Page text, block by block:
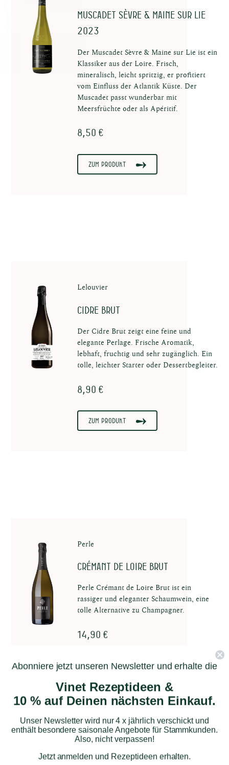
Muscadet Sèvre & Maine sur Lie
2023
Der Muscadet Sèvre & Maine sur Lie ist ein
Klassiker aus der Loire. Frisch,
mineralisch, leicht spritzig, er profitiert
vom Einfluss der Atlantik Küste. Der
Muscadet passt wunderbar mit
Meersfrüchte oder als Apéritif.
8,50 €
Zum Produkt
Lelouvier
Cidre Brut
Der Cidre Brut zeigt eine feine und
elegante Perlage. Frische Aromatik,
lebhaft, fruchtig und sehr zugänglich. Ein
tolle, leichter Starter oder Dessertbegleiter.
8,90 €
Zum Produkt
Perle
Crémant de Loire Brut
Perle Crémant de Loire Brut ist ein
rassiger und eleganter Schaumwein, eine
tolle Alternative zu Champagner.
14,90 €
Zum Produkt
Abonniere jetzt unseren Newsletter und erhalte die
Vinet Rezeptideen &
10 % auf Deinen nächsten Einkauf.
Unser Newsletter wird nur 4 x jährlich verschickt und
enthält besondere saisonale Angebote für Stammkunden.
Also, nicht verpassen!
Jetzt anmelden und Rezeptideen erhalten.